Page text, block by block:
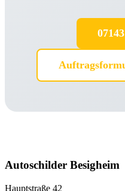
Autoschilder Besigheim
Hauptstraße 42